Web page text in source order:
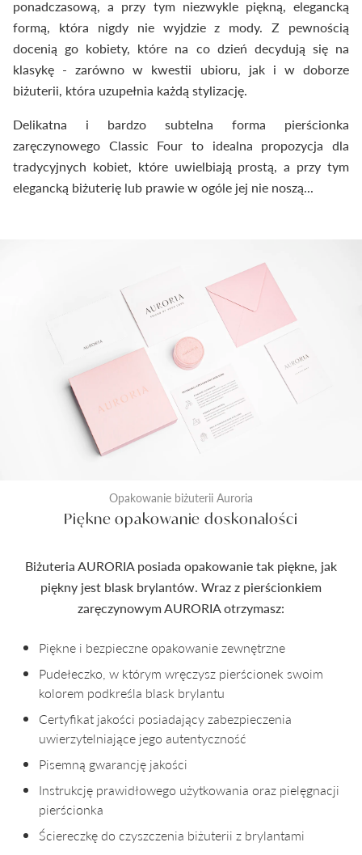
ponadczasową, a przy tym niezwykle piękną, elegancką
formą, która nigdy nie wyjdzie z mody. Z pewnością
docenią go kobiety, które na co dzień decydują się na
klasykę - zarówno w kwestii ubioru, jak i w doborze
biżuterii, która uzupełnia każdą stylizację.
Delikatna i bardzo subtelna forma pierścionka
zaręczynowego Classic Four to idealna propozycja dla
tradycyjnych kobiet, które uwielbiają prostą, a przy tym
elegancką biżuterię lub prawie w ogóle jej nie noszą...
Opakowanie biżuterii Auroria
Piękne opakowanie doskonałości
Biżuteria AURORIA posiada opakowanie tak piękne, jak
piękny jest blask brylantów. Wraz z pierścionkiem
zaręczynowym AURORIA otrzymasz:
Piękne i bezpieczne opakowanie zewnętrzne
Pudełeczko, w którym wręczysz pierścionek swoim
kolorem podkreśla blask brylantu
Certyfikat jakości posiadający zabezpieczenia
uwierzytelniające jego autentyczność
Pisemną gwarancję jakości
Instrukcję prawidłowego użytkowania oraz pielęgnacji
pierścionka
Ściereczkę do czyszczenia biżuterii z brylantami